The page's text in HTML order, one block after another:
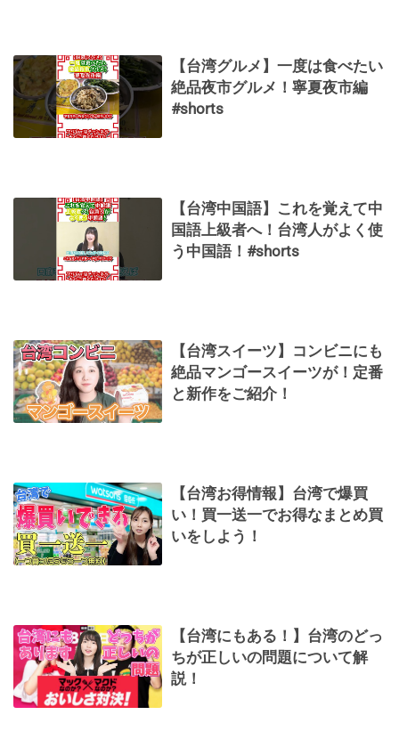
【台湾グルメ】一度は食べたい
絶品夜市グルメ！寧夏夜市編
#shorts
【台湾中国語】これを覚えて中
国語上級者へ！台湾人がよく使
う中国語！#shorts
【台湾スイーツ】コンビニにも
絶品マンゴースイーツが！定番
と新作をご紹介！
【台湾お得情報】台湾で爆買
い！買一送一でお得なまとめ買
いをしよう！
【台湾にもある！】台湾のどっ
ちが正しいの問題について解
説！